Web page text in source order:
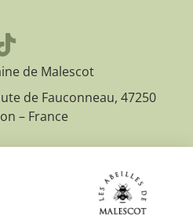
de Malescot
de Fauconneau, 47250
– France
Politique de confidentialité
– Creation site web EEnov